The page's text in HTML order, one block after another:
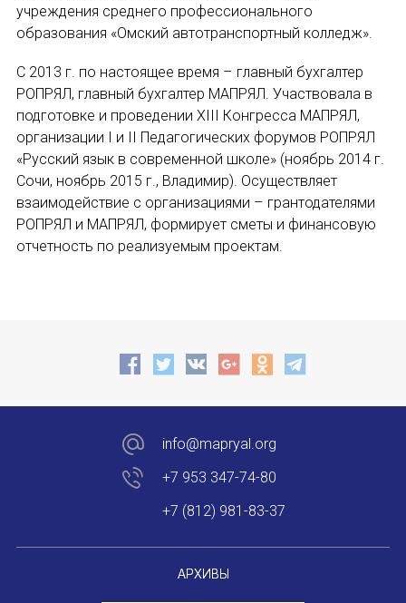
XVI КОНГРЕСС МАПРЯЛ
ПРОЕКТЫ
Научно-практические семинары по
Международная конференция по РКИ в
Международный форум TERRA RUSISTICA в
Международный форум TERRA RUSISTICA в
Конференция по переводу в Малаге
«Дар речи: развитие языковой
Год Ф.М. Достоевского: обзор
учреждения среднего профессионального
образования «Омский автотранспортный колледж».
С 2013 г. по настоящее время – главный бухгалтер
РОПРЯЛ, главный бухгалтер МАПРЯЛ. Участвовала в
подготовке и проведении XIII Конгресса МАПРЯЛ,
организации I и II Педагогических форумов РОПРЯЛ
«Русский язык в современной школе» (ноябрь 2014 г.
Сочи, ноябрь 2015 г., Владимир). Осуществляет
взаимодействие с организациями – грантодателями
РОПРЯЛ и МАПРЯЛ, формирует сметы и финансовую
отчетность по реализуемым проектам.
АРХИВЫ
info@mapryal.org
+7 953 347-74-80
+7 (812) 981-83-37
Отправить
Подписаться